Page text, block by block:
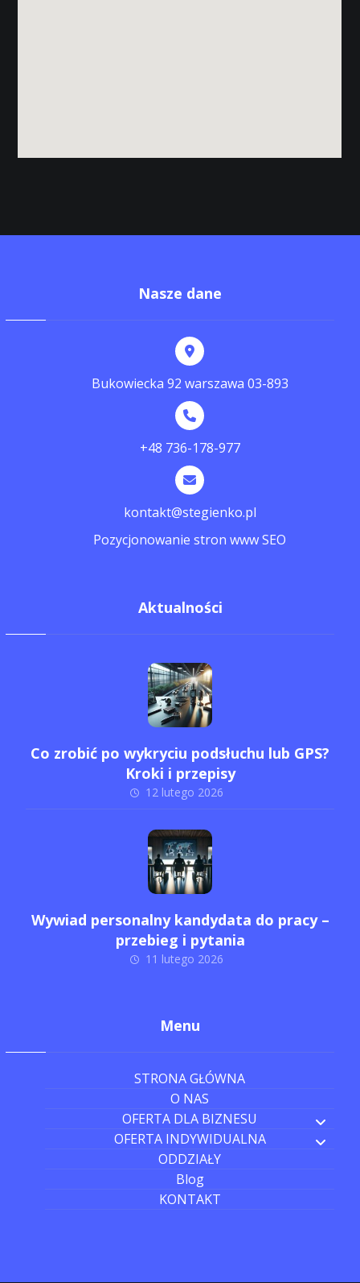
Nasze dane
Bukowiecka 92 warszawa 03-893
+48 736-178-977
kontakt@stegienko.pl
Pozycjonowanie stron www SEO
Aktualności
Co zrobić po wykryciu podsłuchu lub GPS?
Kroki i przepisy
12 lutego 2026
Wywiad personalny kandydata do pracy –
przebieg i pytania
11 lutego 2026
Menu
STRONA GŁÓWNA
O NAS
OFERTA DLA BIZNESU
OFERTA INDYWIDUALNA
ODDZIAŁY
Blog
KONTAKT